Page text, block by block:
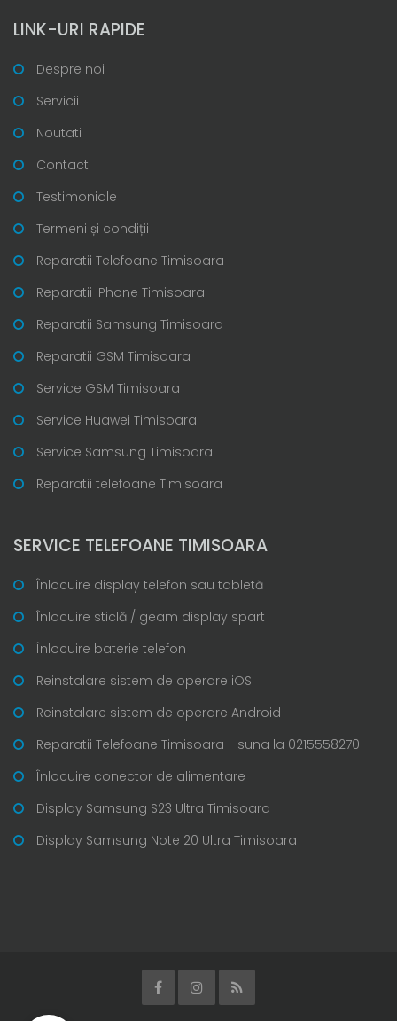
LINK-URI RAPIDE
Despre noi
Servicii
Noutati
Contact
Testimoniale
Termeni și condiții
Reparatii Telefoane Timisoara
Reparatii iPhone Timisoara
Reparatii Samsung Timisoara
Reparatii GSM Timisoara
Service GSM Timisoara
Service Huawei Timisoara
Service Samsung Timisoara
Reparatii telefoane Timisoara
SERVICE TELEFOANE TIMISOARA
Înlocuire display telefon sau tabletă
Înlocuire sticlă / geam display spart
Înlocuire baterie telefon
Reinstalare sistem de operare iOS
Reinstalare sistem de operare Android
Reparatii Telefoane Timisoara - suna la 0215558270
Înlocuire conector de alimentare
Display Samsung S23 Ultra Timisoara
Display Samsung Note 20 Ultra Timisoara